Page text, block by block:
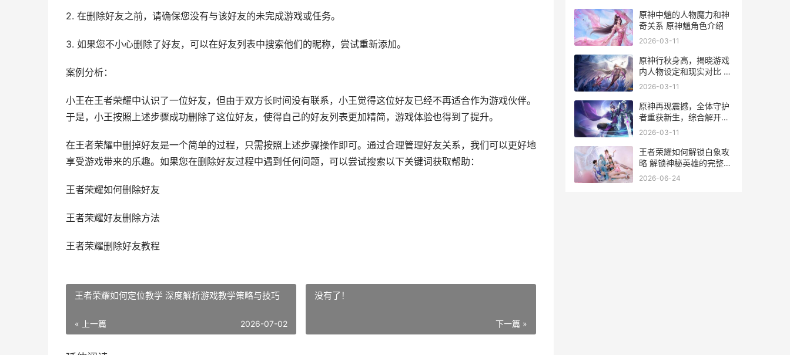
2. 在删除好友之前，请确保您没有与该好友的未完成游戏或任务。
3. 如果您不小心删除了好友，可以在好友列表中搜索他们的昵称，尝试重新添加。
案例分析：
小王在王者荣耀中认识了一位好友，但由于双方长时间没有联系，小王觉得这位好友已经不再适合作为游戏伙伴。
于是，小王按照上述步骤成功删除了这位好友，使得自己的好友列表更加精简，游戏体验也得到了提升。
在王者荣耀中删掉好友是一个简单的过程，只需按照上述步骤操作即可。通过合理管理好友关系，我们可以更好地
享受游戏带来的乐趣。如果您在删除好友过程中遇到任何问题，可以尝试搜索以下关键词获取帮助：
王者荣耀如何删除好友
王者荣耀好友删除方法
王者荣耀删除好友教程
王者荣耀如何定位教学 深度解析游戏教学策略与技巧
« 上一篇 2026-07-02
没有了！
下一篇 »
原神中魈的人物魔力和神
奇关系 原神魈角色介绍
2026-03-11
原神行秋身高，揭晓游戏
内人物设定和现实对比 原
神行秋多少岁了
2026-03-11
原神再现震撼，全体守护
者重获新生，综合解开神
奇新内容 原神震撼图片
2026-03-11
王者荣耀如何解锁白象攻
略 解锁神秘英雄的完整步
骤解析
2026-06-24